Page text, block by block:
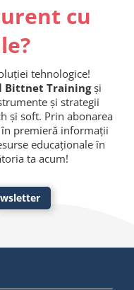
cu
tehnologice!
Bittnet Trainingși
și strategii
și soft. Prin abonarea
premieră informații
educaționale în
ta acum!